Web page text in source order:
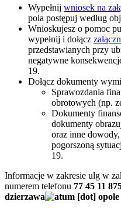
Wypełnij wniosek na
pola postępuj według
Wnioskujesz o pomoc
wypełnij i dołącz
przedstawianych przy
negatywne
19.
Dołącz dokumenty
Sprawozdania
obrotowych (np.
Dokumenty
dokumenty
oraz inne
pogorszoną
19.
Informacje w zakresie ulg w
numerem telefonu 77 45 11
dzierzawa
um [dot] opole